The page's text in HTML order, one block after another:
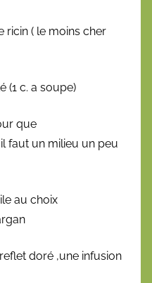
ricin ( le moins cher
(1 c. a soupe)
que
faut un milieu un peu
au choix
doré ,une infusion